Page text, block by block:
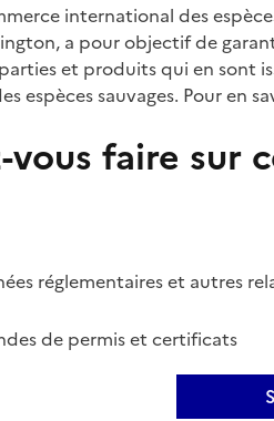
international des
a pour objectif de
et produits qui en sont
espèces sauvages. Pour en
faire sur
réglementaires et autres
de permis et certificats